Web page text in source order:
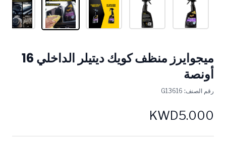
ميجوايرز منظف ​​كويك ديتيلر الداخلي 16
أونصة
رقم الصنف:
KWD5.000